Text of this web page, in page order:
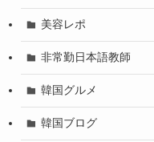
美容レポ
非常勤日本語教師
韓国グルメ
韓国ブログ